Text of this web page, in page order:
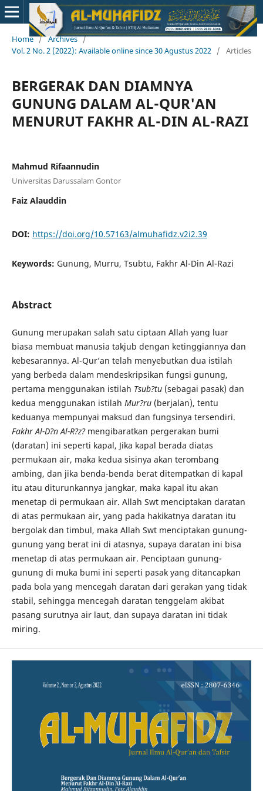
Home / Archives /
Vol. 2 No. 2 (2022): Available online since 30 Agustus 2022 / Articles
BERGERAK DAN DIAMNYA
GUNUNG DALAM AL-QUR'AN
MENURUT FAKHR AL-DIN AL-RAZI
Mahmud Rifaannudin
Universitas Darussalam Gontor
Faiz Alauddin
DOI: https://doi.org/10.57163/almuhafidz.v2i2.39
Keywords: Gunung, Murru, Tsubtu, Fakhr Al-Din Al-Razi
Abstract
Gunung merupakan salah satu ciptaan Allah yang luar
biasa membuat manusia takjub dengan ketinggiannya dan
kebesarannya. Al-Qur’an telah menyebutkan dua istilah
yang berbeda dalam mendeskripsikan fungsi gunung,
pertama menggunakan istilah Tsub?tu(sebagai pasak) dan
kedua menggunakan istilah Mur?ru(berjalan), tentu
keduanya mempunyai maksud dan fungsinya tersendiri.
Fakhr Al-D?n Al-R?z? mengibaratkan pergerakan bumi
(daratan) ini seperti kapal, Jika kapal berada diatas
permukaan air, maka kedua sisinya akan terombang
ambing, dan jika benda-benda berat ditempatkan di kapal
itu atau diturunkannya jangkar, maka kapal itu akan
menetap di permukaan air. Allah Swt menciptakan daratan
di atas permukaan air, yang pada hakikatnya daratan itu
bergolak dan timbul, maka Allah Swt menciptakan gunung-
gunung yang berat ini di atasnya, supaya daratan ini bisa
menetap di atas permukaan air. Penciptaan gunung-
gunung di muka bumi ini seperti pasak yang ditancapkan
pada bola yang mencegah daratan dari gerakan yang tidak
stabil, sehingga mencegah daratan tenggelam akibat
pasang surutnya air laut, dan supaya daratan ini tidak
miring.